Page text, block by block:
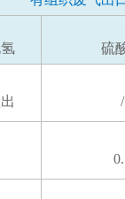
硫
/